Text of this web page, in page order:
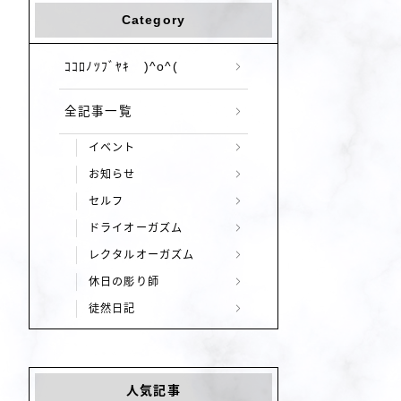
Category
ｺｺﾛﾉﾂﾌﾞﾔｷ )^o^(
全記事一覧
イベント
お知らせ
セルフ
ドライオーガズム
レクタルオーガズム
休日の彫り師
徒然日記
人気記事